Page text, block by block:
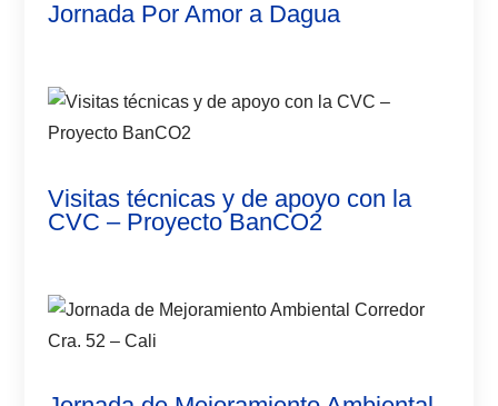
Jornada Por Amor a Dagua
Visitas técnicas y de apoyo con la
CVC – Proyecto BanCO2